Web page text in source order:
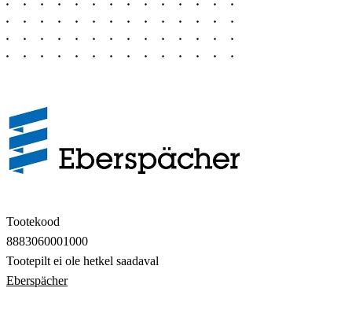
Tootekood
8883060001000
Tootepilt ei ole hetkel saadaval
Eberspächer